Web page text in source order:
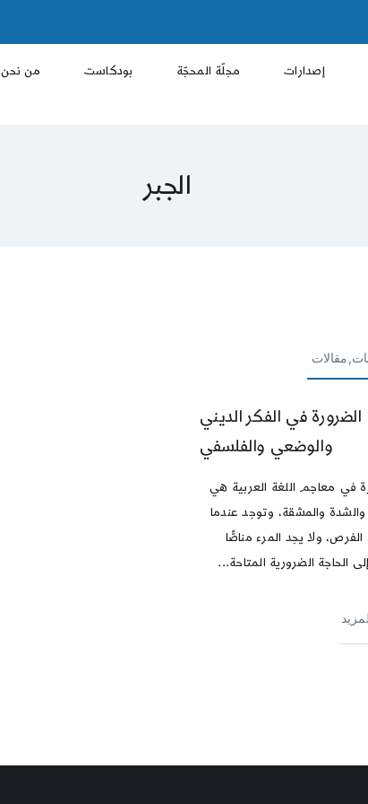
إصدارات مجلّة المحجّة بودكاست من نحن
الجبر
الضرورة في الفكر الديني
والوضعي والفلسفي
في معاجم اللغة العربية هي
والشدة والمشقة، وتوجد عندما
ولا يجد المرء مناصًّا
الحاجة الضرورية المتاحة...